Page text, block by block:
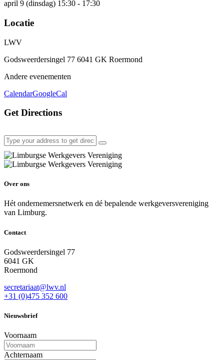
april 9 (dinsdag) 15:30 - 17:30
Locatie
LWV
Godsweerdersingel 77 6041 GK Roermond
Andere evenementen
CalendarGoogleCal
Get Directions
Over ons
Hét ondernemersnetwerk en dé bepalende werkgeversvereniging
van Limburg.
Contact
Godsweerdersingel 77
6041 GK
Roermond
secretariaat@lwv.nl
+31 (0)475 352 600
Nieuwsbrief
Voornaam
Achternaam